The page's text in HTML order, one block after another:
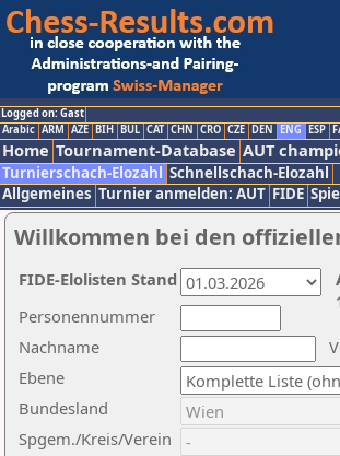
Logged on: Gast
Arabic ARM AZE BIH BUL CAT CHN CRO CZE DEN ENG ESP
Home Tournament-Database AUT
Turnierschach-Elozahl Schnellschach-Elozahl
Allgemeines Turnier anmelden: AUT FIDE
Willkommen bei den
Nachname
Ebene
Personennummer
Bundesland
Spgem./Kreis/Verein
FIDE-Elolisten Stand